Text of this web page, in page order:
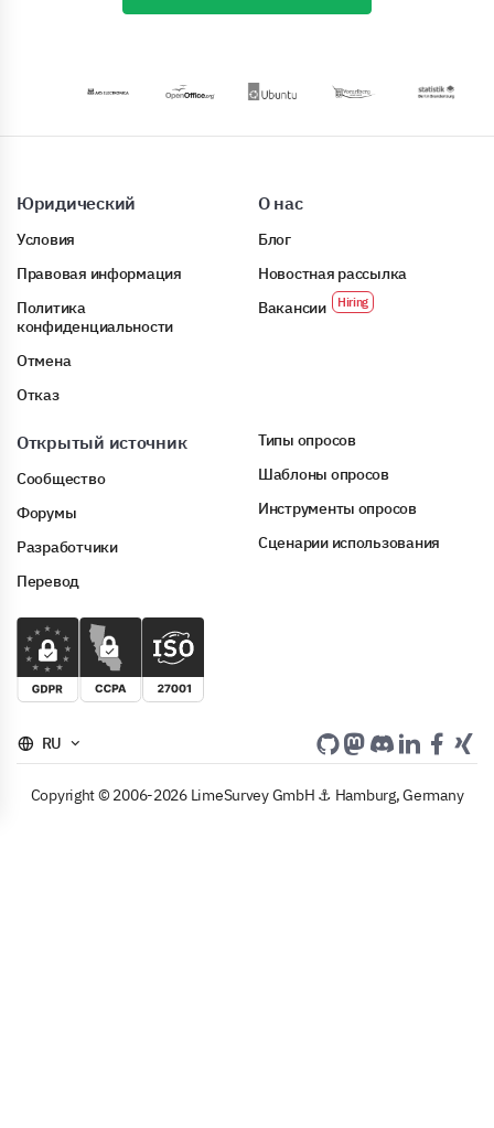
Юридический
Условия
Правовая информация
Политика
конфиденциальности
Отмена
Отказ
О нас
Блог
Новостная рассылка
Вакансии
Открытый источник
Сообщество
Форумы
Разработчики
Перевод
Типы опросов
Шаблоны опросов
Инструменты опросов
Сценарии использования
RU
Copyright © 2006-2026 LimeSurvey GmbH ⚓ Hamburg, Germany